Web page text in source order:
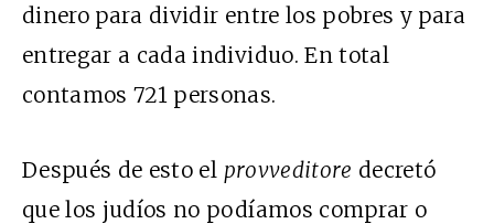
dinero para dividir entre los pobres y para
entregar a cada individuo. En total
contamos 721 personas.
Después de esto el provveditore decretó
que los judíos no podíamos comprar o